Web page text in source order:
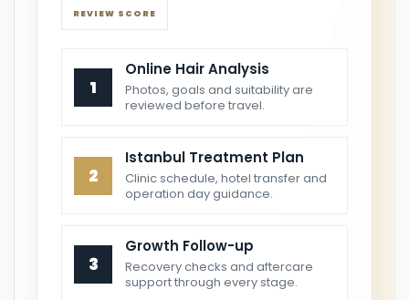
REVIEW SCORE
1
Online Hair Analysis
Photos, goals and suitability are
reviewed before travel.
2
Istanbul Treatment Plan
Clinic schedule, hotel transfer and
operation day guidance.
3
Growth Follow-up
Recovery checks and aftercare
support through every stage.